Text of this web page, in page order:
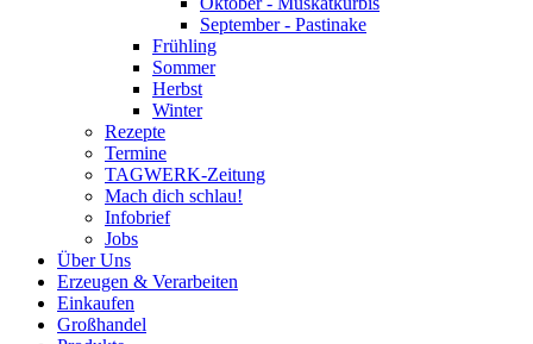
September - Pastinake
Frühling
Sommer
Herbst
Winter
Rezepte
Termine
TAGWERK-Zeitung
Mach dich schlau!
Infobrief
Jobs
Über Uns
Erzeugen & Verarbeiten
Einkaufen
Großhandel